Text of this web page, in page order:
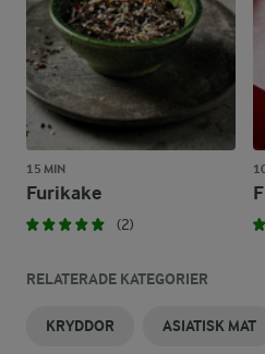
15 MIN
Furikake
(2)
RELATERADE KATEGORIER
KRYDDOR ASIATISK MAT